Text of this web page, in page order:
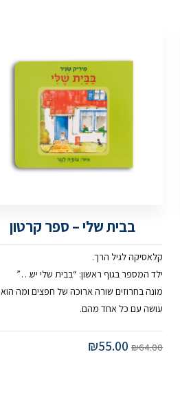
בבית שלי – ספר קרטון
קלאסיקה לגיל הרך.
ילד המספר בגוף ראשון: “בבית שלי יש…”
מונה בחרוזים שורה ארוכה של חפצים ומה הוא
עושה עם כל אחד מהם.
₪64.00
₪55.00